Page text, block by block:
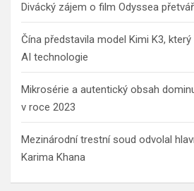
Divácký zájem o film Odyssea
Čína představila model Kimi K3,
AI technologie
Mikrosérie a autentický obsah
v roce 2023
Mezinárodní trestní soud odvolal
Karima Khana